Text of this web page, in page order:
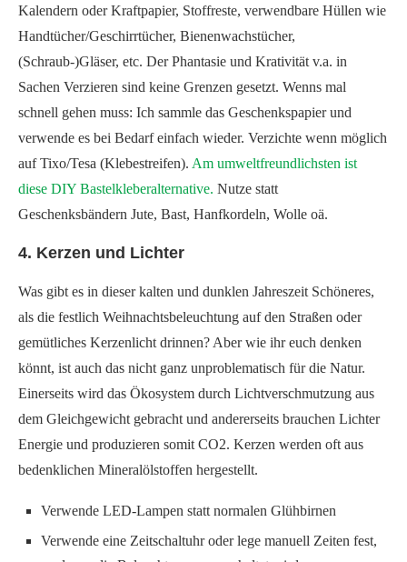
Kalendern oder Kraftpapier, Stoffreste, verwendbare Hüllen wie
Handtücher/Geschirrtücher, Bienenwachstücher,
(Schraub-)Gläser, etc. Der Phantasie und Krativität v.a. in
Sachen Verzieren sind keine Grenzen gesetzt. Wenns mal
schnell gehen muss: Ich sammle das Geschenkspapier und
verwende es bei Bedarf einfach wieder. Verzichte wenn möglich
auf Tixo/Tesa (Klebestreifen). Am umweltfreundlichsten ist
diese DIY Bastelkleberalternative. Nutze statt
Geschenksbändern Jute, Bast, Hanfkordeln, Wolle oä.
4. Kerzen und Lichter
Was gibt es in dieser kalten und dunklen Jahreszeit Schöneres,
als die festlich Weihnachtsbeleuchtung auf den Straßen oder
gemütliches Kerzenlicht drinnen? Aber wie ihr euch denken
könnt, ist auch das nicht ganz unproblematisch für die Natur.
Einerseits wird das Ökosystem durch Lichtverschmutzung aus
dem Gleichgewicht gebracht und andererseits brauchen Lichter
Energie und produzieren somit CO2. Kerzen werden oft aus
bedenklichen Mineralölstoffen hergestellt.
Verwende LED-Lampen statt normalen Glühbirnen
Verwende eine Zeitschaltuhr oder lege manuell Zeiten fest,